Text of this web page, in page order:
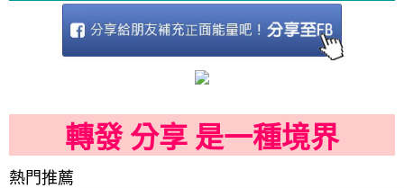
轉發 分享 是一種境界
熱門推薦